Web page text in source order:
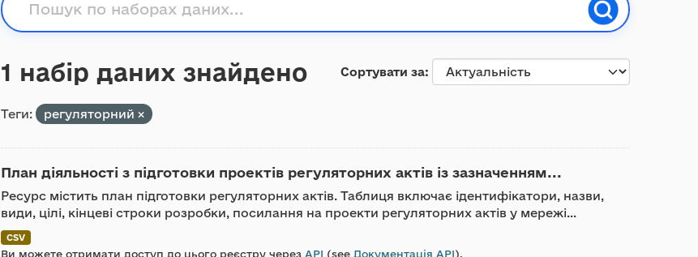
Сортувати за
1 набір даних знайдено
Теги: регуляторний
План діяльності з підготовки проектів регуляторних актів із зазначенням...
Ресурс містить план підготовки регуляторних актів. Таблиця включає ідентифікатори, назви,
види, цілі, кінцеві строки розробки, посилання на проекти регуляторних актів у мережі...
CSV
Ви можете отримати доступ до цього реєстру через API (see Документація API).